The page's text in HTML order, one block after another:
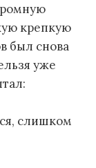
крепкую
был снова
уже
слишком